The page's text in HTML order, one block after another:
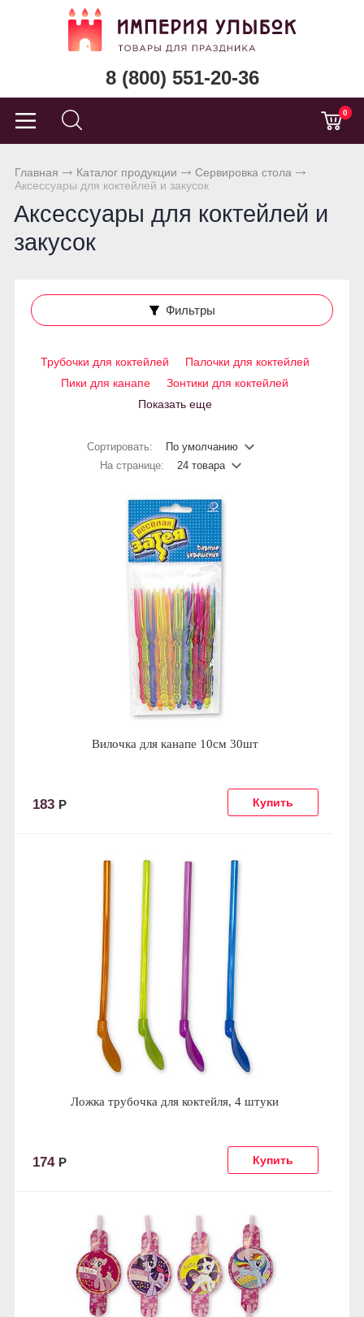
8 (800) 551-20-36
0
Главная Каталог продукции
Сервировка стола
Аксессуары для коктейлей и закусок
Аксессуары для коктейлей и
закусок
Фильтры
Трубочки для коктейлей
Палочки для коктейлей
Пики для канапе
Зонтики для коктейлей
Показать еще
Сортировать:
По умолчанию
На странице:
24 товара
Вилочка для канапе 10см 30шт
183 Р
Ложка трубочка для коктейля, 4 штуки
174 Р